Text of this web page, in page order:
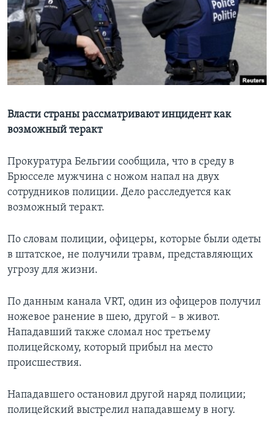
Learning English
СОЦИАЛЬНЫЕ СЕТИ
Языки
Власти страны рассматривают инцидент как
возможный теракт
Прокуратура Бельгии сообщила, что в среду в
Брюсселе мужчина с ножом напал на двух
сотрудников полиции. Дело расследуется как
возможный теракт.
По словам полиции, офицеры, которые были одеты
в штатское, не получили травм, представляющих
угрозу для жизни.
По данным канала VRT, один из офицеров получил
ножевое ранение в шею, другой – в живот.
Нападавший также сломал нос третьему
полицейскому, который прибыл на место
происшествия.
Нападавшего остановил другой наряд полиции;
полицейский выстрелил нападавшему в ногу.